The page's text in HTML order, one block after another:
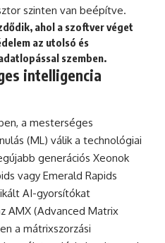
szinten van beépítve.
ahol a szoftver véget
az utolsó és
szemben.
intelligencia
a mesterséges
(ML) válik a technológiai
generációs Xeonok
vagy Emerald Rapids
AI-gyorsítókat
AMX (Advanced Matrix
a mátrixszorzási